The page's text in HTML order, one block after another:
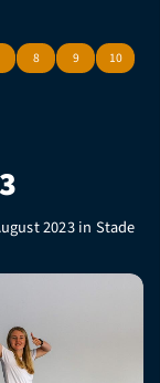
8 9
10
2023 in Stade